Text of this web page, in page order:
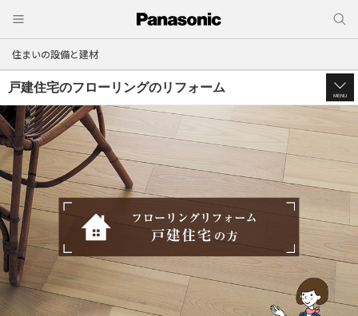
住まいの設備と建材
戸建住宅のフローリングのリフォーム
MENU